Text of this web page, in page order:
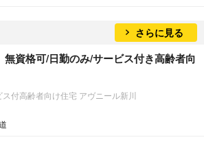
さらに見る
無資格可/日勤のみ/サービス付き高齢者向
付高齢者向け住宅 アヴニール新川